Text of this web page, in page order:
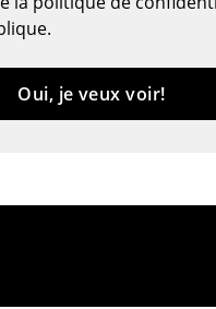
PC
& Pupitres
Oui, je veux voir!